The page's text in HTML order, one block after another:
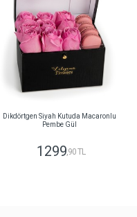
Dikdörtgen Siyah Kutuda Macaronlu
Pembe Gül
1299,90 TL